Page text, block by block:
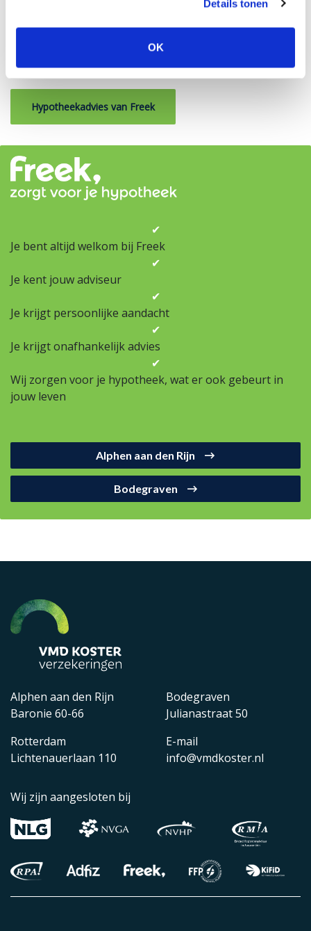
Details tonen
OK
aanschaf van de zonnepanelen én voor de installatie en
de andere werkzaamheden die nodig zijn voor de
plaatsing ervan.
Hypotheekadvies van Freek
✔
Je bent altijd welkom bij Freek
✔
Je kent jouw adviseur
✔
Je krijgt persoonlijke aandacht
✔
Je krijgt onafhankelijk advies
✔
Wij zorgen voor je hypotheek, wat er ook gebeurt in
jouw leven
Alphen aan den Rijn
Bodegraven
Alphen aan den Rijn
Baronie 60-66
Rotterdam
Lichtenauerlaan 110
Bodegraven
Julianastraat 50
E-mail
info@vmdkoster.nl
Wij zijn aangesloten bij